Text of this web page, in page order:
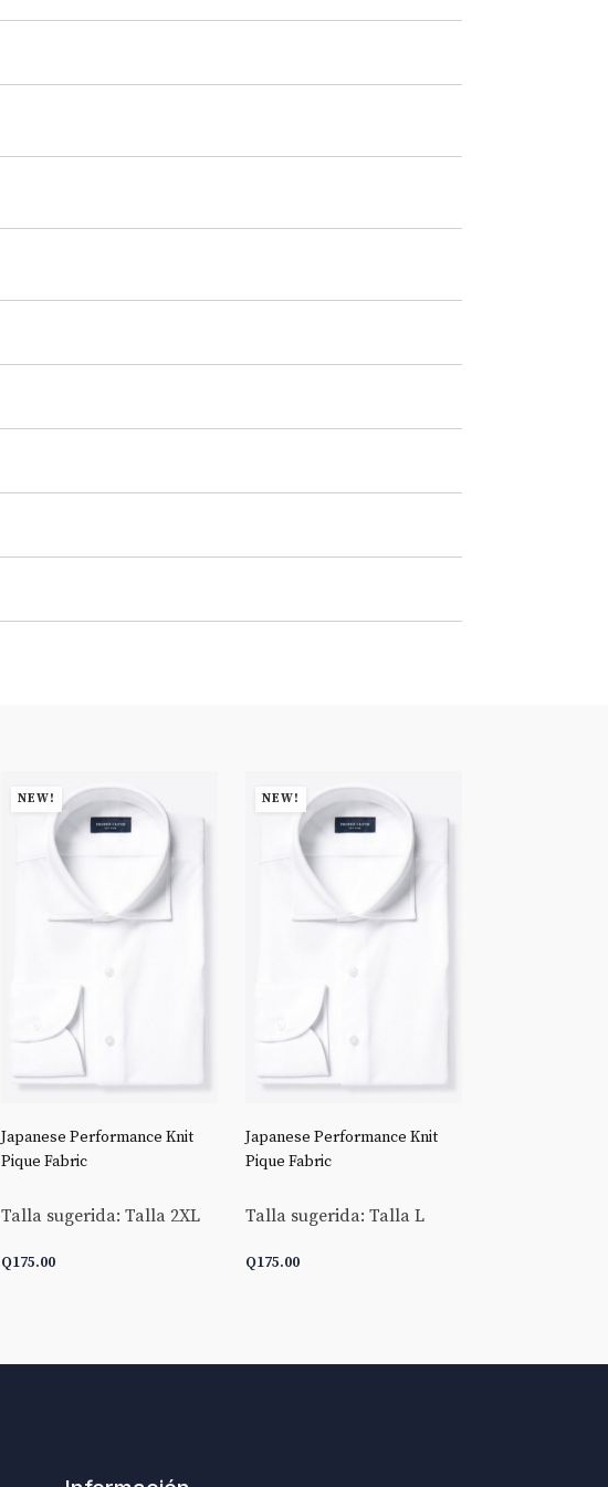
NEW!
Japanese Performance Knit
Pique Fabric
Talla sugerida: Talla 2XL
Q175.00
NEW!
Japanese Performance Knit
Pique Fabric
Talla sugerida: Talla L
Q175.00